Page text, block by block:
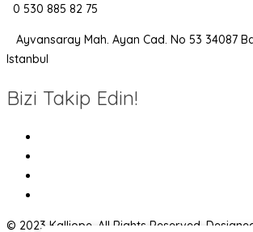
0 530 885 82 75
Ayvansaray Mah. Ayan Cad. No 53 34087
Istanbul
Bizi Takip Edin!
© 2023 Kalliope. All Rights Reserved.